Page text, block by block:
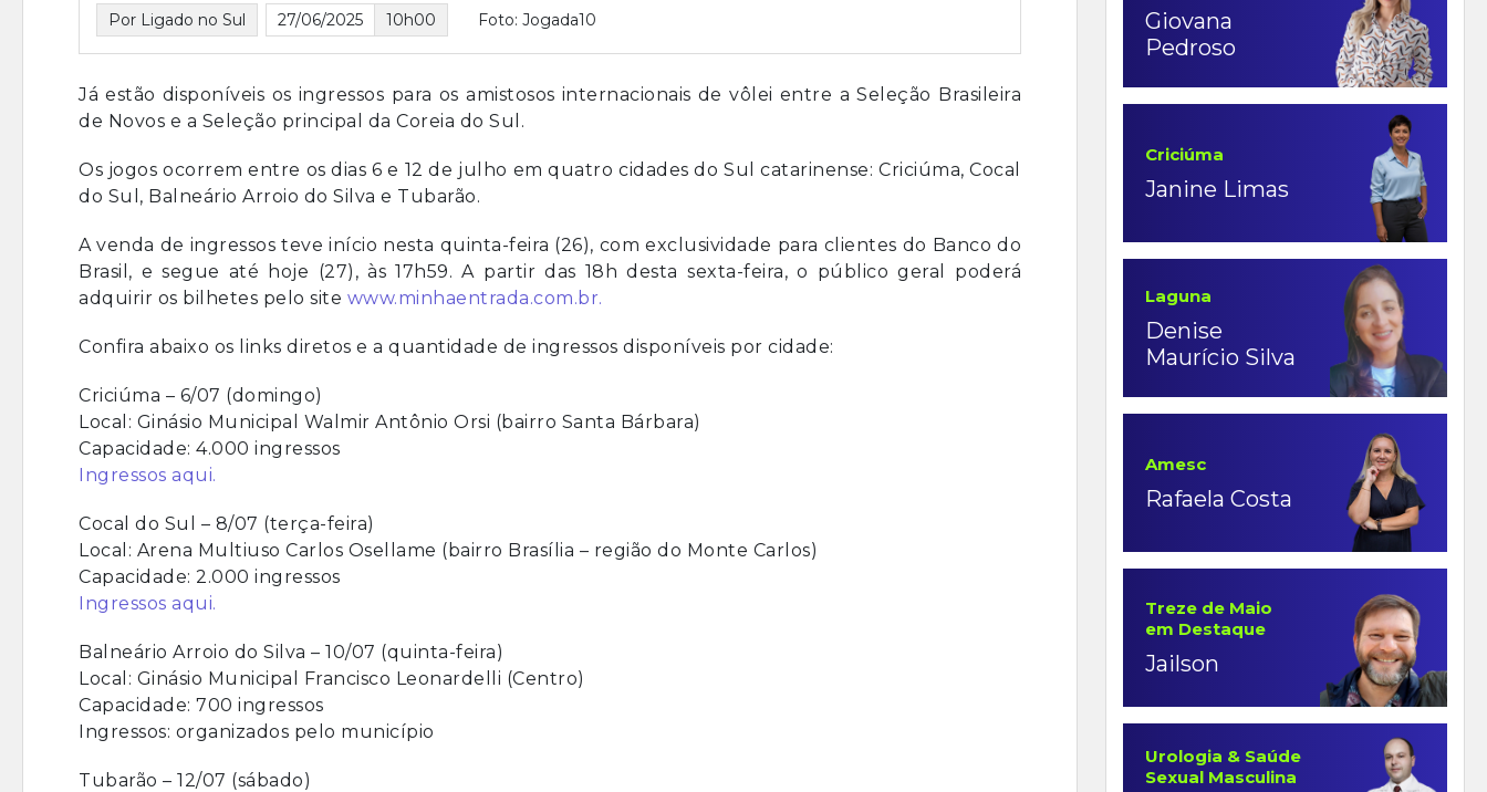
Por Ligado no Sul 27/06/2025 10h00 Foto: Jogada10
Já estão disponíveis os ingressos para os amistosos internacionais de vôlei entre a Seleção Brasileira
de Novos e a Seleção principal da Coreia do Sul.
Os jogos ocorrem entre os dias 6 e 12 de julho em quatro cidades do Sul catarinense: Criciúma, Cocal
do Sul, Balneário Arroio do Silva e Tubarão.
A venda de ingressos teve início nesta quinta-feira (26), com exclusividade para clientes do Banco do
Brasil, e segue até hoje (27), às 17h59. A partir das 18h desta sexta-feira, o público geral poderá
adquirir os bilhetes pelo site www.minhaentrada.com.br.
Confira abaixo os links diretos e a quantidade de ingressos disponíveis por cidade:
Criciúma – 6/07 (domingo)
Local: Ginásio Municipal Walmir Antônio Orsi (bairro Santa Bárbara)
Capacidade: 4.000 ingressos
Ingressos aqui.
Cocal do Sul – 8/07 (terça-feira)
Local: Arena Multiuso Carlos Osellame (bairro Brasília – região do Monte Carlos)
Capacidade: 2.000 ingressos
Ingressos aqui.
Balneário Arroio do Silva – 10/07 (quinta-feira)
Local: Ginásio Municipal Francisco Leonardelli (Centro)
Capacidade: 700 ingressos
Ingressos: organizados pelo município
Tubarão – 12/07 (sábado)
Giovana
Pedroso
Criciúma
Janine Limas
Laguna
Denise
Maurício Silva
Amesc
Rafaela Costa
Treze de Maio
em Destaque
Jailson
Urologia & Saúde
Sexual Masculina